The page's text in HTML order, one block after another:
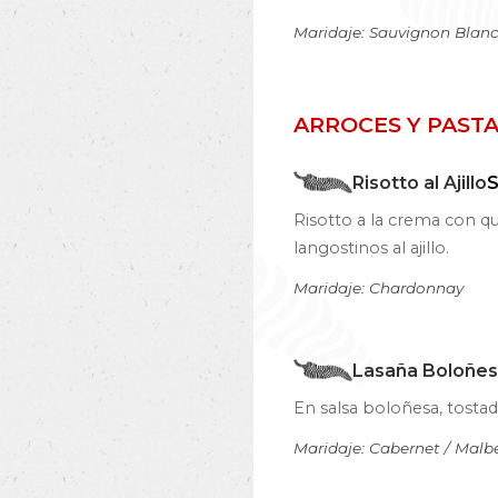
Maridaje: Sauvignon Blanc
ARROCES Y
Risotto al Ajillo
Risotto a la crema con
langostinos al ajillo.
Maridaje: Chardonnay
Lasaña
En salsa boloñesa,
Maridaje: Cabernet /